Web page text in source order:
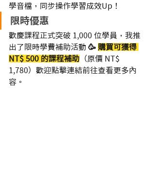
學音檔，同步操作學習成效Up！
限時優惠
歡慶課程正式突破 1,000 位學員，我推
出了限時學費補助活動 🥳️ 購買可獲得
NT$ 500 的課程補助 （原價 NT$
1,780）歡迎點擊連結前往查看更多內
容。